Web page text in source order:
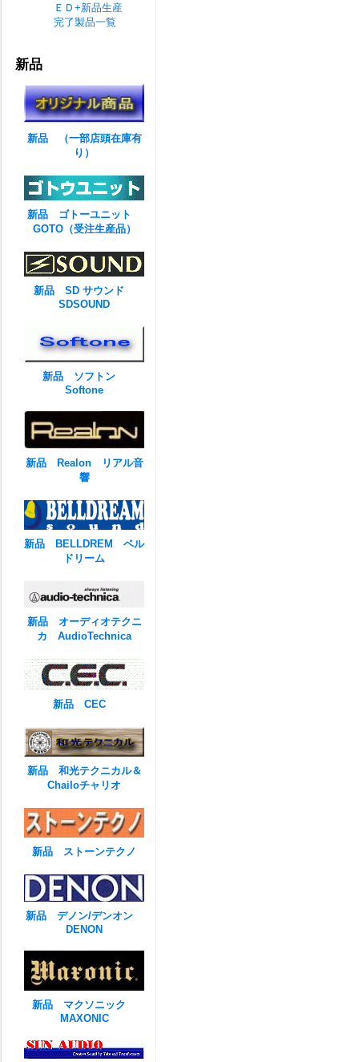
ＥＤ+新品生産
完了製品一覧
新品
新品 （一部店頭在庫有
り）
新品 ゴトーユニット
GOTO（受注生産品）
新品 SD サウンド
SDSOUND
新品 ソフトン
Softone
新品 Realon リアル音
響
新品 BELLDREM ベル
ドリーム
新品 オーディオテクニ
カ AudioTechnica
新品 CEC
新品 和光テクニカル＆
Chailoチャリオ
新品 ストーンテクノ
新品 デノン/デンオン
DENON
新品 マクソニック
MAXONIC